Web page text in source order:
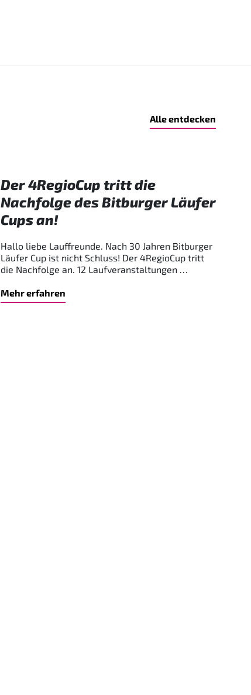
Alle entdecken
Der 4RegioCup tritt die
Nachfolge des Bitburger Läufer
Cups an!
Hallo liebe Lauffreunde. Nach 30 Jahren Bitburger
Läufer Cup ist nicht Schluss! Der 4RegioCup tritt
die Nachfolge an. 12 Laufveranstaltungen …
Mehr erfahren